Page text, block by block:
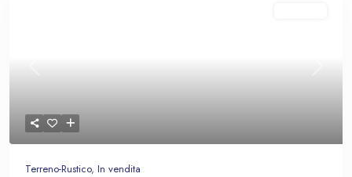
Terreno-Rustico, In vendita